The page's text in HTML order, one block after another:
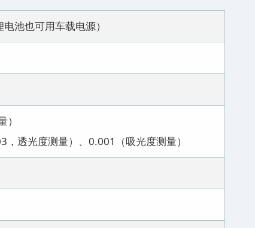
池也可用车载电源）
透光度测量）、0.001（吸光度测量）